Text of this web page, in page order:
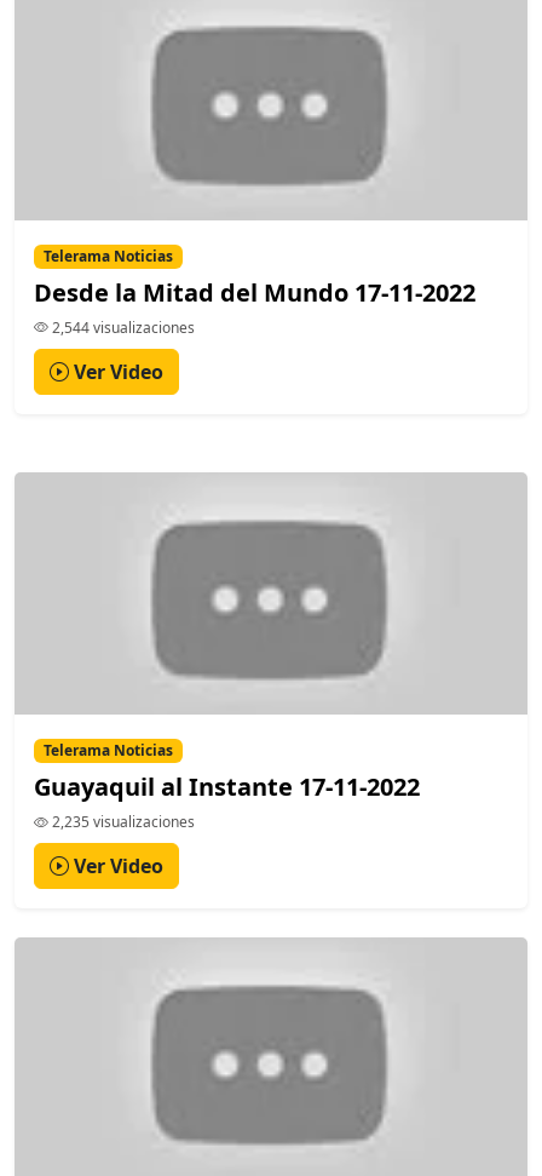
Telerama Noticias
Desde la Mitad del Mundo 17-11-2022
2,544 visualizaciones
Ver Video
Telerama Noticias
Guayaquil al Instante 17-11-2022
2,235 visualizaciones
Ver Video